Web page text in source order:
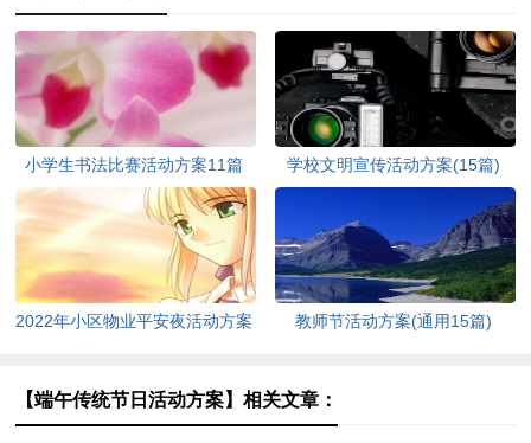
小学生书法比赛活动方案11篇 学校文明宣传活动方案(15篇)
2022年小区物业平安夜活动方案
教师节活动方案(通用15篇)
【端午传统节日活动方案】相关文章：